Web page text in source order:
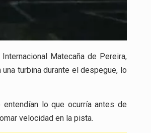
Matecaña de Pereira,
turbina durante el despegue, lo
lo que ocurría antes de
velocidad en la pista.